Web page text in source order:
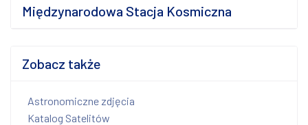
Międzynarodowa Stacja Kosmiczna
Zobacz także
Astronomiczne zdjęcia
Katalog Satelitów